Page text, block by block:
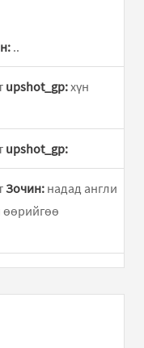
..
upshot_gp:хүн
upshot_gp:
Зочин:
өөрийгөө
үнэгүй сурсан
уйгагүй оролдлого